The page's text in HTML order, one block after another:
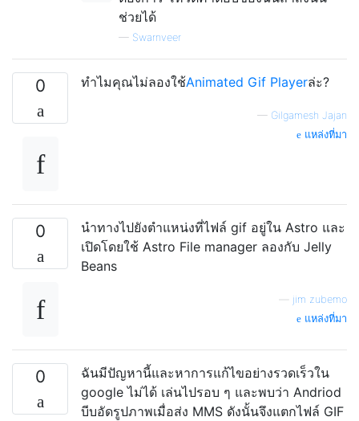
ช่วยได้
— Swarnveer
0 ทำไมคุณไม่ลองใช้Animated Gif Playerล่ะ?
— Gilgamesh Jajan
แหล่งที่มา
0
นำทางไปยังตำแหน่งที่ไฟล์ gif อยู่ใน Astro และ
เปิดโดยใช้ Astro File manager ลองกับ Jelly
Beans
jim zubemo
แหล่งที่มา
0
ฉันมีปัญหานี้และหาการแก้ไขอย่างรวดเร็วใน
google ไม่ได้ เล่นไปรอบ ๆ และพบว่า Andriod
บีบอัดรูปภาพเมื่อส่ง MMS ดังนั้นจึงแตกไฟล์ GIF